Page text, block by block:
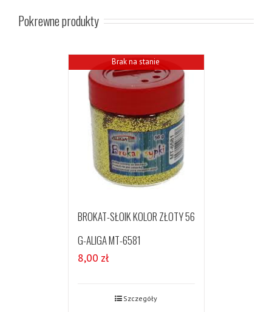
Pokrewne produkty
Brak na stanie
BROKAT-SŁOIK KOLOR ZŁOTY 56
G-ALIGA MT-6581
8,00 zł
Szczegóły